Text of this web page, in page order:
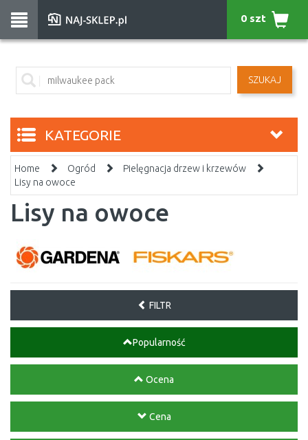
SZUKAJ
0 szt
KATEGORIE
Home Ogród
Pielęgnacja drzew i krzewów
Lisy na owoce
Lisy na owoce
FILTR
Popularność
Ocena
Cena